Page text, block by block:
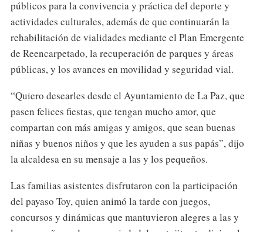
públicos para la convivencia y práctica del deporte y
actividades culturales, además de que continuarán la
rehabilitación de vialidades mediante el Plan Emergente
de Reencarpetado, la recuperación de parques y áreas
públicas, y los avances en movilidad y seguridad vial.
“Quiero desearles desde el Ayuntamiento de La Paz, que
pasen felices fiestas, que tengan mucho amor, que
compartan con más amigas y amigos, que sean buenas
niñas y buenos niños y que les ayuden a sus papás”, dijo
la alcaldesa en su mensaje a las y los pequeños.
Las familias asistentes disfrutaron con la participación
del payaso Toy, quien animó la tarde con juegos,
concursos y dinámicas que mantuvieron alegres a las y